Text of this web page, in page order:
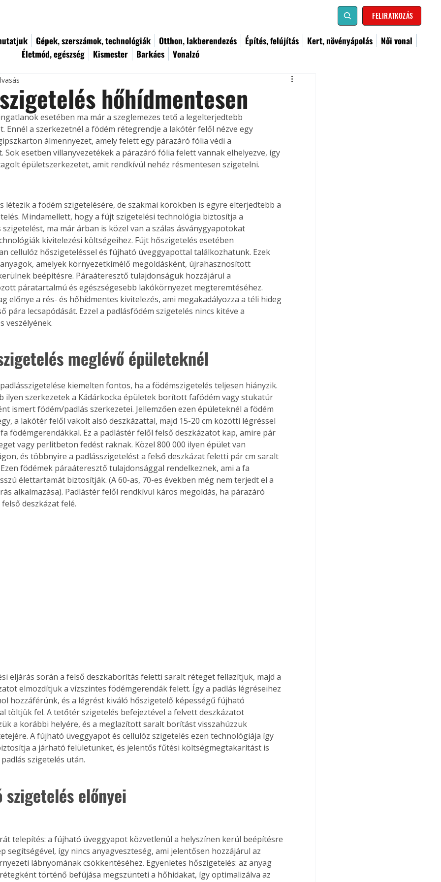
FELIRATKOZÁS
Gépek, szerszámok, technológiák Otthon, lakberendezés Építés, felújítás Kert, növényápolás
Női vonal
Életmód, egészség
Kismester Barkács Vonalzó
hőhídmentesen
esetében ma már a szeglemezes tető a legelterjedtebb
Ennél a szerkezetnél a födém rétegrendje a lakótér felől nézve egy
álmennyezet, amely felett egy párazáró fólia védi a
Sok esetben villanyvezetékek a párazáró fólia felett vannak elhelyezve, így
épületszerkezetet, amit rendkívül nehéz résmentesen szigetelni.
létezik a födém szigetelésére, de szakmai körökben is egyre elterjedtebb a
Mindamellett, hogy a fújt szigetelési technológia biztosítja a
ma már árban is közel van a szálas ásványgyapotokat
kivitelezési költségeihez. Fújt hőszigetelés esetében
cellulóz hőszigeteléssel és fújható üveggyapottal találkozhatunk. Ezek
amelyek környezetkímélő megoldásként, újrahasznosított
beépítésre. Páraáteresztő tulajdonságuk hozzájárul a
páratartalmú és egészségesebb lakókörnyezet megteremtéséhez.
előnye a rés- és hőhídmentes kivitelezés, ami megakadályozza a téli hideg
pára lecsapódását. Ezzel a padlásfödém szigetelés nincs kitéve a
veszélyének.
meglévő épületeknél
kiemelten fontos, ha a födémszigetelés teljesen hiányzik.
ilyen szerkezetek a Kádárkocka épületek borított fafödém vagy stukatúr
ismert födém/padlás szerkezetei. Jellemzően ezen épületeknél a födém
a lakótér felől vakolt alsó deszkázattal, majd 15-20 cm közötti légréssel
födémgerendákkal. Ez a padlástér felől felső deszkázatot kap, amire pár
vagy perlitbeton fedést raknak. Közel 800 000 ilyen épület van
és többnyire a padlásszigetelést a felső deszkázat feletti pár cm saralt
födémek páraáteresztő tulajdonsággal rendelkeznek, ami a fa
élettartamát biztosítják. (A 60-as, 70-es években még nem terjedt el a
alkalmazása). Padlástér felől rendkívül káros megoldás, ha párazáró
deszkázat felé.
eljárás során a felső deszkaborítás feletti saralt réteget fellazítjuk, majd a
elmozdítjuk a vízszintes födémgerendák felett. Így a padlás légréseihez
hozzáférünk, és a légrést kiváló hőszigetelő képességű fújható
töltjük fel. A tetőtér szigetelés befejeztével a felvett deszkázatot
a korábbi helyére, és a meglazított saralt borítást visszahúzzuk
A fújható üveggyapot és cellulóz szigetelés ezen technológiája így
a járható felületünket, és jelentős fűtési költségmegtakarítást is
szigetelés után.
szigetelés előnyei
telepítés: a fújható üveggyapot közvetlenül a helyszínen kerül beépítésre
segítségével, így nincs anyagveszteség, ami jelentősen hozzájárul az
lábnyomának csökkentéséhez. Egyenletes hőszigetelés: az anyag
történő befújása megszünteti a hőhidakat, így optimalizálva az